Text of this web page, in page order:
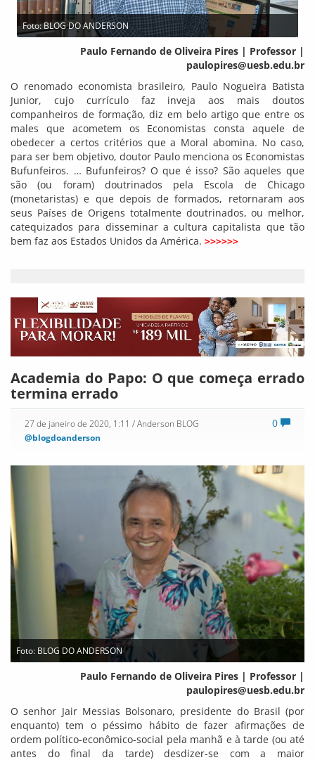
Foto: BLOG DO ANDERSON
Paulo Fernando de Oliveira Pires | Professor |
paulopires@uesb.edu.br
O renomado economista brasileiro, Paulo Nogueira Batista
Junior, cujo currículo faz inveja aos mais doutos
companheiros de formação, diz em belo artigo que entre os
males que acometem os Economistas consta aquele de
obedecer a certos critérios que a Moral abomina. No caso,
para ser bem objetivo, doutor Paulo menciona os Economistas
Bufunfeiros. … Bufunfeiros? O que é isso? São aqueles que
são (ou foram) doutrinados pela Escola de Chicago
(monetaristas) e que depois de formados, retornaram aos
seus Países de Origens totalmente doutrinados, ou melhor,
catequizados para disseminar a cultura capitalista que tão
bem faz aos Estados Unidos da América. >>>>>>
Academia do Papo: O que começa errado
termina errado
0
27 de janeiro de 2020, 1:11 / Anderson BLOG
@blogdoanderson
Foto: BLOG DO ANDERSON
Paulo Fernando de Oliveira Pires | Professor |
paulopires@uesb.edu.br
O senhor Jair Messias Bolsonaro, presidente do Brasil (por
enquanto) tem o péssimo hábito de fazer afirmações de
ordem político-econômico-social pela manhã e à tarde (ou até
antes do final da tarde) desdizer-se com a maior